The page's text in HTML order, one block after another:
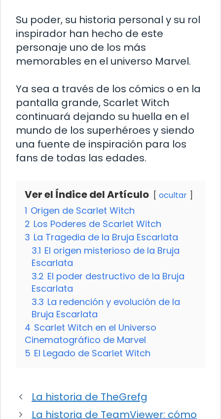
Su poder, su historia personal y su rol
inspirador han hecho de este
personaje uno de los más
memorables en el universo Marvel.
Ya sea a través de los cómics o en la
pantalla grande, Scarlet Witch
continuará dejando su huella en el
mundo de los superhéroes y siendo
una fuente de inspiración para los
fans de todas las edades.
Ver el Índice del Artículo ocultar
1 Origen de Scarlet Witch
2 Los Poderes de Scarlet Witch
3 La Tragedia de la Bruja Escarlata
3.1 El origen misterioso de la Bruja
Escarlata
3.2 El poder destructivo de la Bruja
Escarlata
3.3 La redención y evolución de la
Bruja Escarlata
4 Scarlet Witch en el Universo
Cinematográfico de Marvel
5 El Legado de Scarlet Witch
La historia de TheGrefg
La historia de TeamViewer: cómo